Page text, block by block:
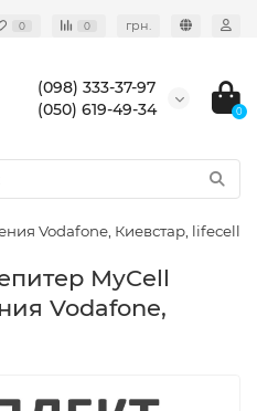
0 0 грн.
(098) 333-37-97
(050) 619-49-34
0
Vodafone, Киевстар, lifecell
MyCell
Vodafone,